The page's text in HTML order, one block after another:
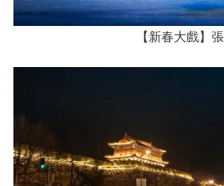
【新春大戲】